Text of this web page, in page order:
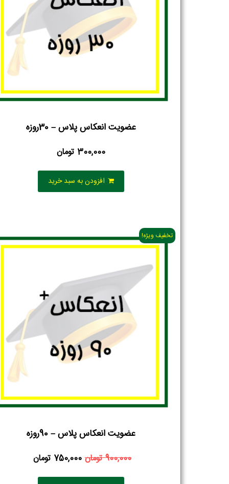
عضویت انعکاس پلاس – 30روزه
300,000 تومان
افزودن به سبد خرید
تخفیف ویژه!
عضویت انعکاس پلاس – 90روزه
900,000تومان 750,000 تومان